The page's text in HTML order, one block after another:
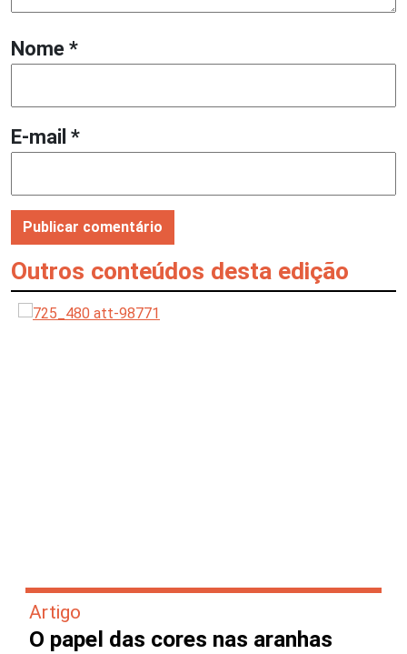
Nome *
E-mail *
Outros conteúdos desta edição
Artigo
O papel das cores nas aranhas